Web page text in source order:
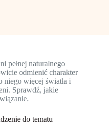
pełnej naturalnego
odmienić charakter
więcej światła i
Sprawdź, jakie
do tematu